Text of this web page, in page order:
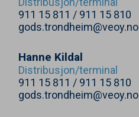
911 15 811 / 911 15 810
gods.trondheim@veoy.no
Hanne Kildal
Distribusjon/​terminal
911 15 811 / 911 15 810
gods.trondheim@veoy.no